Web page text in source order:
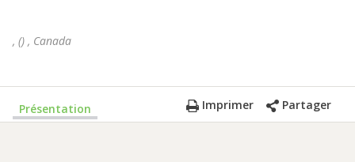
, () , Canada
Présentation Imprimer Partager